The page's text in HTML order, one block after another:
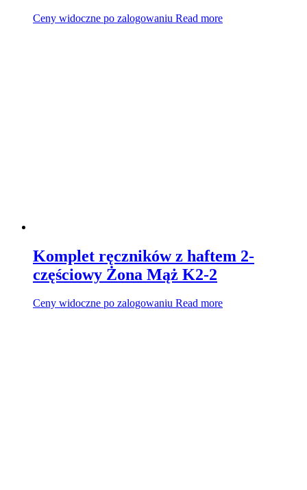
Ceny widoczne po zalogowaniu Read more
Komplet ręczników z haftem 2-
częściowy Żona Mąż K2-2
Ceny widoczne po zalogowaniu Read more